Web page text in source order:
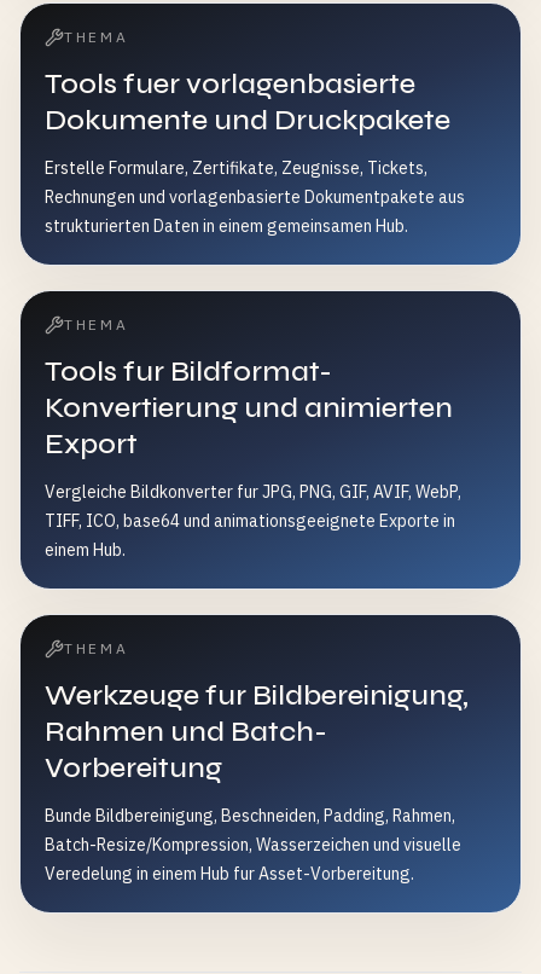
THEMA
Tools fuer vorlagenbasierte
Dokumente und Druckpakete
Erstelle Formulare, Zertifikate, Zeugnisse, Tickets,
Rechnungen und vorlagenbasierte Dokumentpakete aus
strukturierten Daten in einem gemeinsamen Hub.
THEMA
Tools fur Bildformat-
Konvertierung und animierten
Export
Vergleiche Bildkonverter fur JPG, PNG, GIF, AVIF, WebP,
TIFF, ICO, base64 und animationsgeeignete Exporte in
einem Hub.
THEMA
Werkzeuge fur Bildbereinigung,
Rahmen und Batch-
Vorbereitung
Bunde Bildbereinigung, Beschneiden, Padding, Rahmen,
Batch-Resize/Kompression, Wasserzeichen und visuelle
Veredelung in einem Hub fur Asset-Vorbereitung.